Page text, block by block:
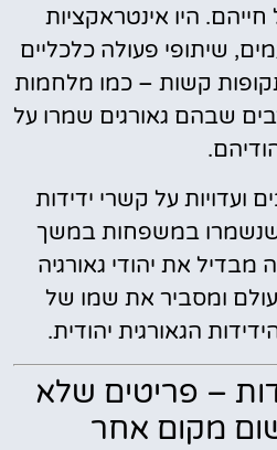
היו אינטראקציות
שיתופי פעולה כלכליים
קשות – כמו מלחמות
שבהם גאורגים שמרו על
ועדויות על קשרי ידידות
שנשמרו במשפחות במשך
מבדיל את יהודי גאורגיה
ומסביר את שמו של
הגאורגית יהודית.
– פריטים שלא
מקום אחר